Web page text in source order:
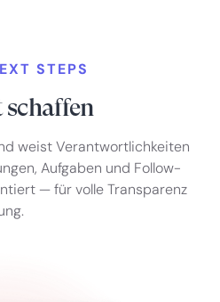
STEPS
weist Verantwortlichkeiten
Aufgaben und Follow-
— für volle Transparenz